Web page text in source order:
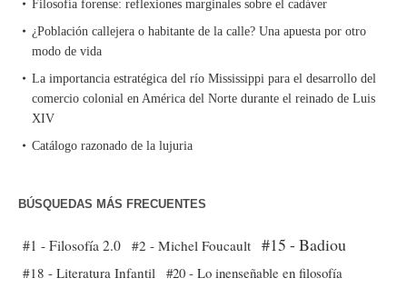
Filosofía forense: reflexiones marginales sobre el cadáver
¿Población callejera o habitante de la calle? Una apuesta por otro
modo de vida
La importancia estratégica del río Mississippi para el desarrollo del
comercio colonial en América del Norte durante el reinado de Luis
XIV
Catálogo razonado de la lujuria
BÚSQUEDAS MÁS FRECUENTES
#1 - Filosofía 2.0 #2 - Michel Foucault #15 - Badiou
#18 - Literatura Infantil #20 - Lo inenseñable en filosofía